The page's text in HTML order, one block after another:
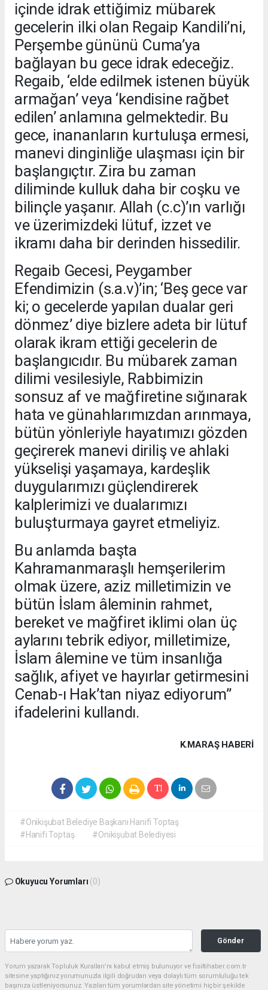
içinde idrak ettiğimiz mübarek
gecelerin ilki olan Regaip Kandili’ni,
Perşembe gününü Cuma’ya
bağlayan bu gece idrak edeceğiz.
Regaib, ‘elde edilmek istenen büyük
armağan’ veya ‘kendisine rağbet
edilen’ anlamına gelmektedir. Bu
gece, inananların kurtuluşa ermesi,
manevi dinginliğe ulaşması için bir
başlangıçtır. Zira bu zaman
diliminde kulluk daha bir coşku ve
bilinçle yaşanır. Allah (c.c)’ın varlığı
ve üzerimizdeki lütuf, izzet ve
ikramı daha bir derinden hissedilir.
Regaib Gecesi, Peygamber
Efendimizin (s.a.v)’in; ‘Beş gece var
ki; o gecelerde yapılan dualar geri
dönmez’ diye bizlere adeta bir lütuf
olarak ikram ettiği gecelerin de
başlangıcıdır. Bu mübarek zaman
dilimi vesilesiyle, Rabbimizin
sonsuz af ve mağfiretine sığınarak
hata ve günahlarımızdan arınmaya,
bütün yönleriyle hayatımızı gözden
geçirerek manevi diriliş ve ahlaki
yükselişi yaşamaya, kardeşlik
duygularımızı güçlendirerek
kalplerimizi ve dualarımızı
buluşturmaya gayret etmeliyiz.
Bu anlamda başta
Kahramanmaraşlı hemşerilerim
olmak üzere, aziz milletimizin ve
bütün İslam âleminin rahmet,
bereket ve mağfiret iklimi olan üç
aylarını tebrik ediyor, milletimize,
İslam âlemine ve tüm insanlığa
sağlık, afiyet ve hayırlar getirmesini
Cenab-ı Hak’tan niyaz ediyorum”
ifadelerini kullandı.
K.MARAŞ HABERİ
#Onikişubat Belediye Başkanı Hanifi Toptaş
#Hanifi Toptaş
#Onikişubat Belediyesi
Okuyucu Yorumları (0)
Gönder
Yorum yazarak Topluluk Kuralları’nı kabul etmiş bulunuyor ve fisiltihaber.com.tr
sitesine yaptığınız yorumunuzla ilgili doğrudan veya dolaylı tüm sorumluluğu tek
başınıza üstleniyorsunuz. Yazılan tüm yorumlardan site yönetimi hiçbir şekilde